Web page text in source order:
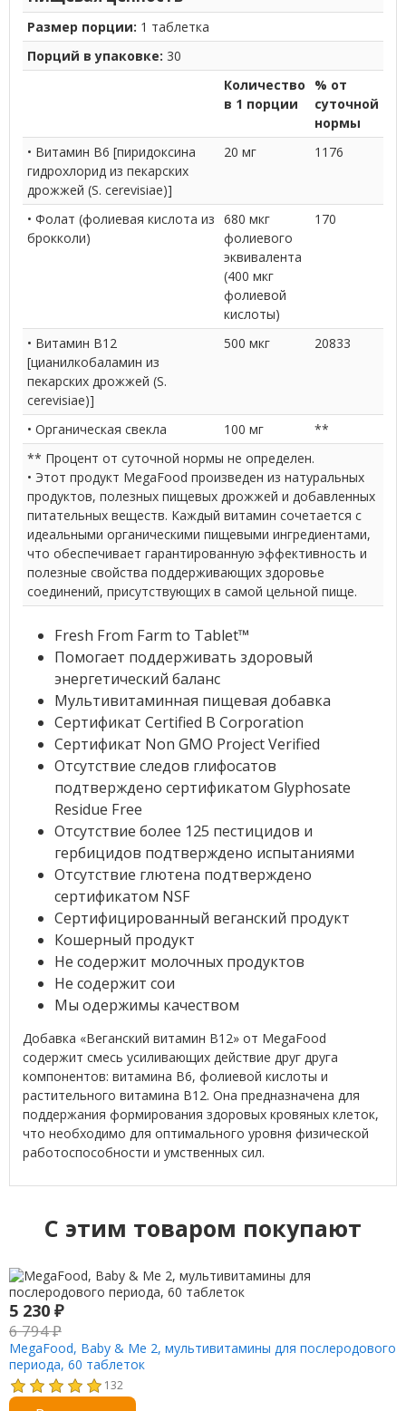
Размер порции: 1 таблетка
Порций в упаковке: 30
Количество
в 1 порции
% от
суточной
нормы
• Витамин В6 [пиридоксина
гидрохлорид из пекарских
дрожжей (S. cerevisiae)]
20 мг 1176
• Фолат (фолиевая кислота из
брокколи)
680 мкг
фолиевого
эквивалента
(400 мкг
фолиевой
кислоты)
170
• Витамин В12
[цианилкобаламин из
пекарских дрожжей (S.
cerevisiae)]
500 мкг 20833
• Органическая свекла 100 мг
**
** Процент от суточной нормы не определен.
• Этот продукт MegaFood произведен из натуральных
продуктов, полезных пищевых дрожжей и добавленных
питательных веществ. Каждый витамин сочетается с
идеальными органическими пищевыми ингредиентами,
что обеспечивает гарантированную эффективность и
полезные свойства поддерживающих здоровье
соединений, присутствующих в самой цельной пище.
Fresh From Farm to Tablet™
Помогает поддерживать здоровый
энергетический баланс
Мультивитаминная пищевая добавка
Сертификат Certified B Corporation
Cертификат Non GMO Project Verified
Отсутствие следов глифосатов
подтверждено сертификатом Glyphosate
Residue Free
Отсутствие более 125 пестицидов и
гербицидов подтверждено испытаниями
Отсутствие глютена подтверждено
сертификатом NSF
Сертифицированный веганский продукт
Кошерный продукт
Не содержит молочных продуктов
Не содержит сои
Мы одержимы качеством
Добавка «Веганский витамин B12» от MegaFood
содержит смесь усиливающих действие друг друга
компонентов: витамина B6, фолиевой кислоты и
растительного витамина B12. Она предназначена для
поддержания формирования здоровых кровяных клеток,
что необходимо для оптимального уровня физической
работоспособности и умственных сил.
C этим товаром покупают
5 230 ₽
6 794₽
MegaFood, Baby & Me 2, мультивитамины для послеродового
периода, 60 таблеток
132